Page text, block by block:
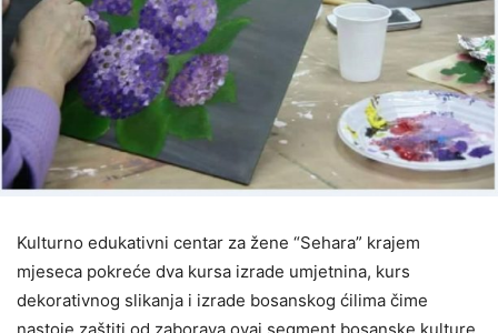
Kulturno edukativni centar za žene “Sehara” krajem
mjeseca pokreće dva kursa izrade umjetnina, kurs
dekorativnog slikanja i izrade bosanskog ćilima čime